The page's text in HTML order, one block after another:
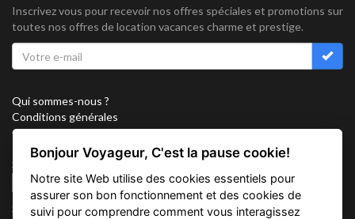
Inscrivez vous pour recevoir nos offres spéciales et promotions sur
toutes nos offres de location vacances charme et prestige.
Qui sommes-nous ?
Conditions générales
Confidentialité
Partenariat
Sitemap
Cookies
Suivez nous sur
Bonjour Voyageur, C'est la pause cookie!
Notre site Web utilise des cookies essentiels pour
assurer son bon fonctionnement et des cookies de
suivi pour comprendre comment vous interagissez